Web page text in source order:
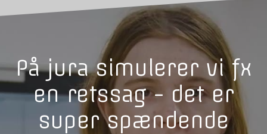
På jura simulerer vi fx
en retssag - det er
super spændende